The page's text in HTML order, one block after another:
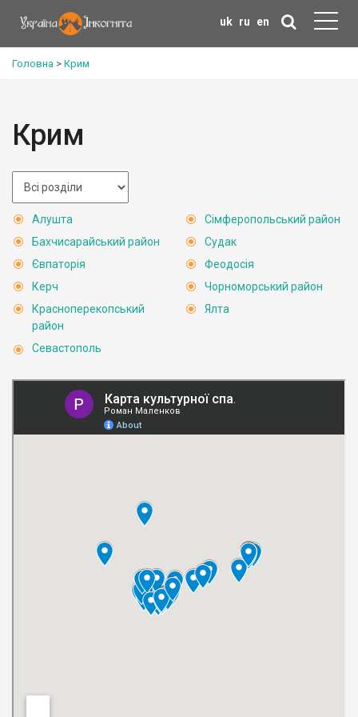
uk ru en
Головна > Крим
Крим
Алушта
Бахчисарайський район
Євпаторія
Керч
Красноперекопський
район
Севастополь
Сімферопольський район
Судак
Феодосія
Чорноморський район
Ялта